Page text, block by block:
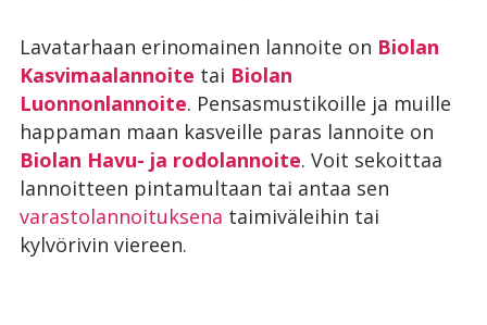
Lavatarhaan erinomainen lannoite on Biolan
Kasvimaalannoite tai Biolan
Luonnonlannoite. Pensasmustikoille ja muille
happaman maan kasveille paras lannoite on
Biolan Havu- ja rodolannoite. Voit sekoittaa
lannoitteen pintamultaan tai antaa sen
varastolannoituksena taimiväleihin tai
kylvörivin viereen.